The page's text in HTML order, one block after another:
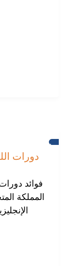
برايتون
دورات
فوائد
المملكة